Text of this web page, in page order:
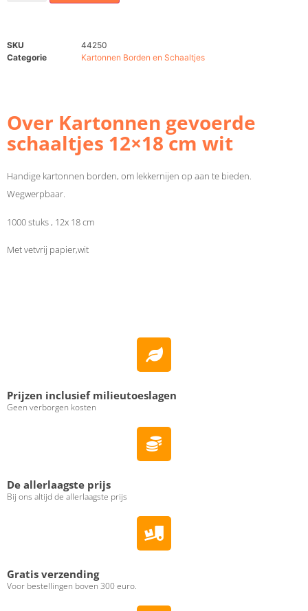
SKU
44250
Categorie
Kartonnen Borden en Schaaltjes
Over Kartonnen gevoerde
schaaltjes 12×18 cm wit
Handige kartonnen borden, om lekkernijen op aan te bieden.
Wegwerpbaar.
1000 stuks , 12x 18 cm
Met vetvrij papier,wit
Prijzen inclusief milieutoeslagen
Geen verborgen kosten
De allerlaagste prijs
Bij ons altijd de allerlaagste prijs
Gratis verzending
Voor bestellingen boven 300 euro.